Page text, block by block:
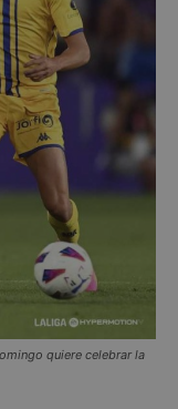
quiere celebrar la